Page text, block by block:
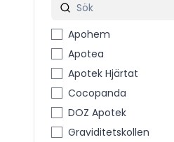
Apohem
Apotea
Apotek Hjärtat
Cocopanda
DOZ Apotek
Graviditetskollen